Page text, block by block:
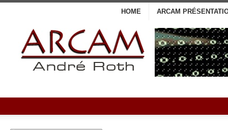
HOME ARCAM